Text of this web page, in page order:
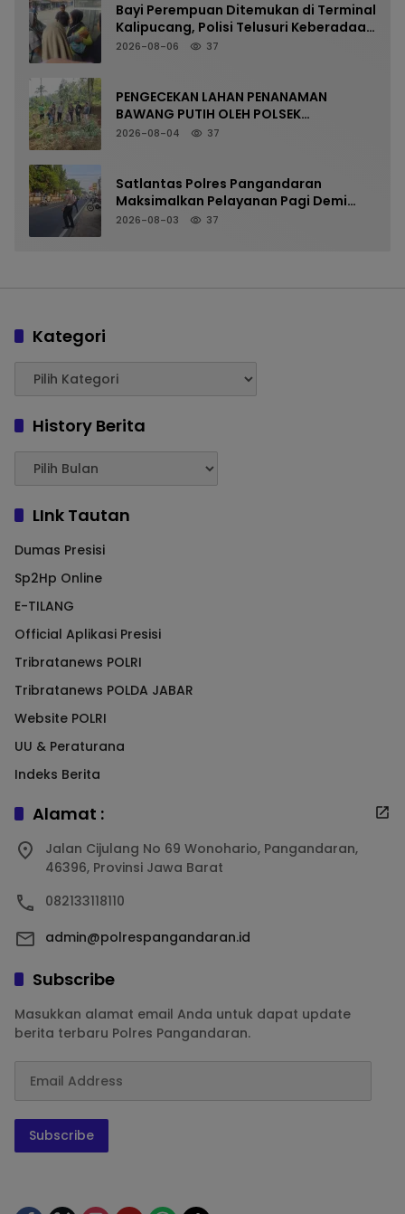
Bayi Perempuan Ditemukan di Terminal
Kalipucang, Polisi Telusuri Keberadaan
Orang Tua
2026-08-06 37
PENGECEKAN LAHAN PENANAMAN
BAWANG PUTIH OLEH POLSEK
LANGKAPLANCAR DUKUNG PROGRAM
2026-08-04 37
Satlantas Polres Pangandaran
Maksimalkan Pelayanan Pagi Demi
Kelancaran Arus Kendaraan
2026-08-03 37
Kategori
History Berita
LInk Tautan
Dumas Presisi
Sp2Hp Online
E-TILANG
Official Aplikasi Presisi
Tribratanews POLRI
Tribratanews POLDA JABAR
Website POLRI
UU & Peraturana
Indeks Berita
Alamat :
Jalan Cijulang No 69 Wonohario, Pangandaran,
46396, Provinsi Jawa Barat
082133118110
admin@polrespangandaran.id
Subscribe
Masukkan alamat email Anda untuk dapat update
berita terbaru Polres Pangandaran.
Subscribe